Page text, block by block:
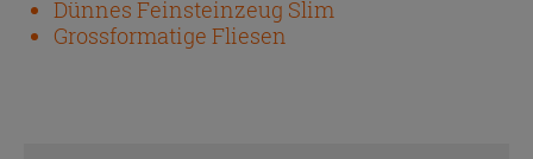
Dünnes Feinsteinzeug Slim
Grossformatige Fliesen